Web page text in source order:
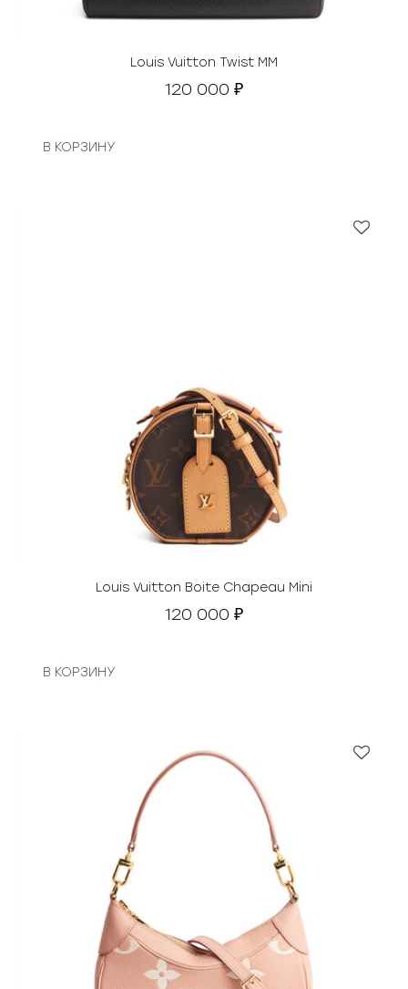
Louis Vuitton Twist MM
120 000 ₽
В КОРЗИНУ
Louis Vuitton Boite Chapeau Mini
120 000 ₽
В КОРЗИНУ